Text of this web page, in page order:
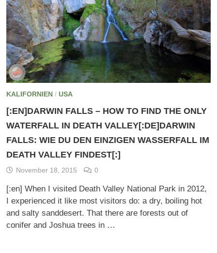
KALIFORNIEN/ USA
[:EN]DARWIN FALLS – HOW TO FIND THE ONLY
WATERFALL IN DEATH VALLEY[:DE]DARWIN
FALLS: WIE DU DEN EINZIGEN WASSERFALL IM
DEATH VALLEY FINDEST[:]
November 18, 2015 0
[:en] When I visited Death Valley National Park in 2012,
I experienced it like most visitors do: a dry, boiling hot
and salty sanddesert. That there are forests out of
conifer and Joshua trees in …